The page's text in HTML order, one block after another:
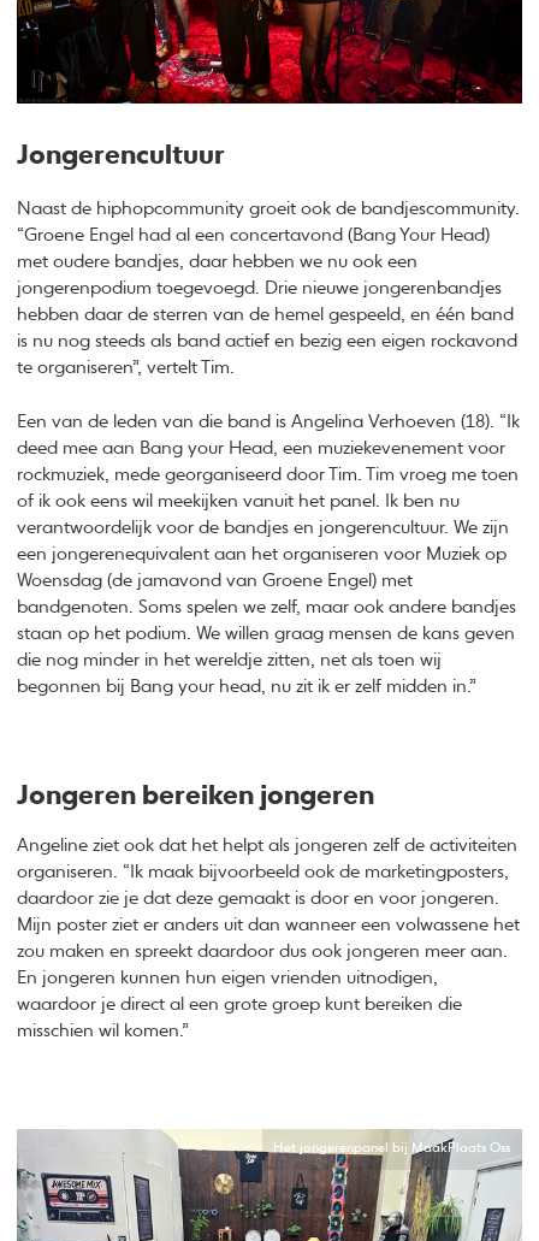
Jongerencultuur
Naast de hiphopcommunity groeit ook de bandjescommunity.
“Groene Engel had al een concertavond (Bang Your Head)
met oudere bandjes, daar hebben we nu ook een
jongerenpodium toegevoegd. Drie nieuwe jongerenbandjes
hebben daar de sterren van de hemel gespeeld, en één band
is nu nog steeds als band actief en bezig een eigen rockavond
te organiseren”, vertelt Tim.
Een van de leden van die band is Angelina Verhoeven (18). “Ik
deed mee aan Bang your Head, een muziekevenement voor
rockmuziek, mede georganiseerd door Tim. Tim vroeg me toen
of ik ook eens wil meekijken vanuit het panel. Ik ben nu
verantwoordelijk voor de bandjes en jongerencultuur. We zijn
een jongerenequivalent aan het organiseren voor Muziek op
Woensdag (de jamavond van Groene Engel) met
bandgenoten. Soms spelen we zelf, maar ook andere bandjes
staan op het podium. We willen graag mensen de kans geven
die nog minder in het wereldje zitten, net als toen wij
begonnen bij Bang your head, nu zit ik er zelf midden in.”
Jongeren bereiken jongeren
Angeline ziet ook dat het helpt als jongeren zelf de activiteiten
organiseren. “Ik maak bijvoorbeeld ook de marketingposters,
daardoor zie je dat deze gemaakt is door en voor jongeren.
Mijn poster ziet er anders uit dan wanneer een volwassene het
zou maken en spreekt daardoor dus ook jongeren meer aan.
En jongeren kunnen hun eigen vrienden uitnodigen,
waardoor je direct al een grote groep kunt bereiken die
misschien wil komen.”
Het jongerenpanel bij MaakPlaats Oss